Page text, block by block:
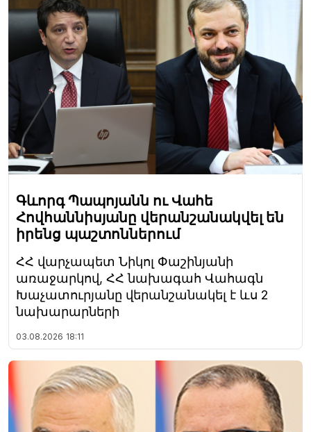
Գևորգ Պապոյանն ու Վահե
Հովհաննիսյանը վերանշանակվել են
իրենց պաշտոններում
ՀՀ վարչապետ Նիկոլ Փաշինյանի
առաջարկով, ՀՀ նախագահ Վահագն
Խաչատուրյանը վերանշանակել է ևս 2
նախարարների
03.08.2026 18:11